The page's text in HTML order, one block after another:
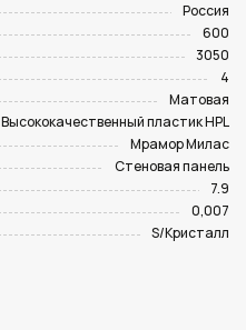
Россия
600
3050
4
Матовая
Высококачественный пластик HPL
Мрамор Милас
Стеновая панель
7.9
0,007
S/Кристалл